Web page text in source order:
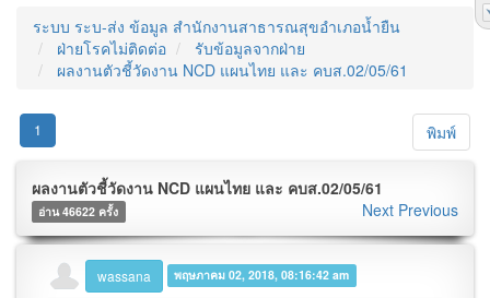
ระบบ ระบ-ส่ง ข้อมูล สำนักงานสาธารณสุขอำเภอน้ำยืน
ฝ่ายโรคไม่ติดต่อ
รับข้อมูลจากฝ่าย
ผลงานตัวชี้วัดงาน NCD แผนไทย และ คบส.02/05/61
พิมพ์
1
ผลงานตัวชี้วัดงาน NCD แผนไทย และ คบส.02/05/61
อ่าน 46622 ครั้ง Next Previous
wassana พฤษภาคม 02, 2018, 08:16:42 am